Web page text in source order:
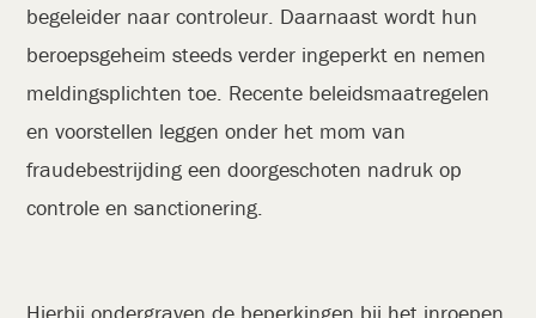
begeleider naar controleur. Daarnaast wordt hun
beroepsgeheim steeds verder ingeperkt en nemen
meldingsplichten toe. Recente beleidsmaatregelen
en voorstellen leggen onder het mom van
fraudebestrijding een doorgeschoten nadruk op
controle en sanctionering.
Hierbij ondergraven de beperkingen bij het inroepen